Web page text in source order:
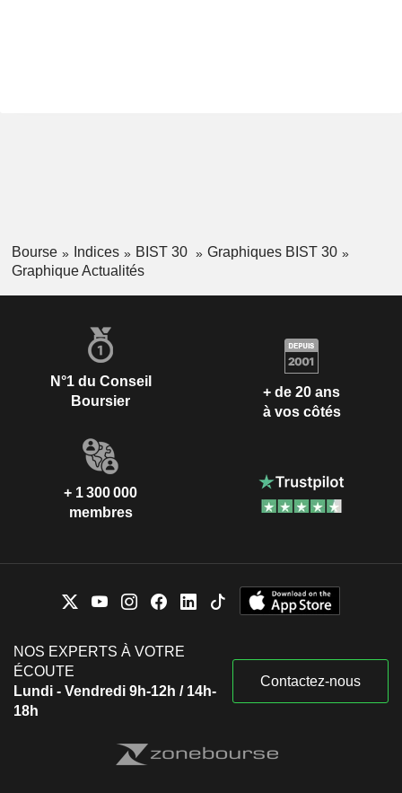
Bourse Indices BIST 30
Graphiques BIST 30
Graphique Actualités
N°1 du Conseil
Boursier
+ de 20 ans
à vos côtés
+ 1 300 000
membres
NOS EXPERTS À VOTRE
ÉCOUTE
Lundi - Vendredi 9h-12h / 14h-
18h
Contactez-nous